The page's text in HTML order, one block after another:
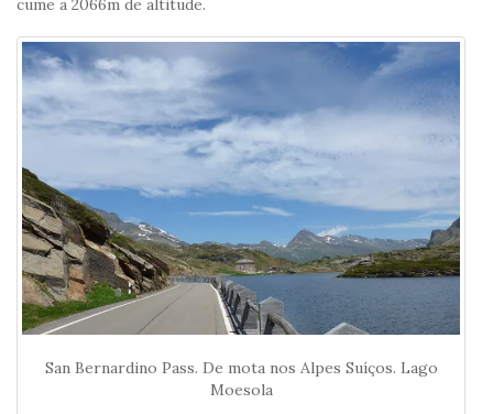
cume a 2066m de altitude.
San Bernardino Pass. De mota nos Alpes Suíços. Lago
Moesola